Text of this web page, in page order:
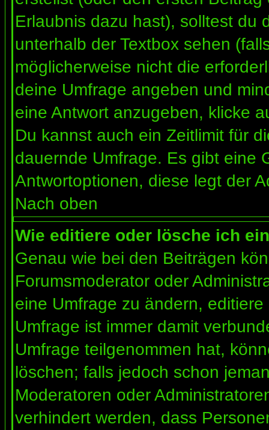
Erlaubnis dazu hast), solltest du
unterhalb der Textbox sehen
möglicherweise nicht die
deine Umfrage angeben und
eine Antwort anzugeben, klicke
Du kannst auch ein Zeitlimit für
dauernde Umfrage. Es gibt eine
Antwortoptionen, diese legt der
Nach oben
Wie editiere oder lösche ich
Genau wie bei den Beiträgen
Forumsmoderator oder
eine Umfrage zu ändern,
Umfrage ist immer damit
Umfrage teilgenommen hat,
löschen; falls jedoch schon
Moderatoren oder
verhindert werden, dass